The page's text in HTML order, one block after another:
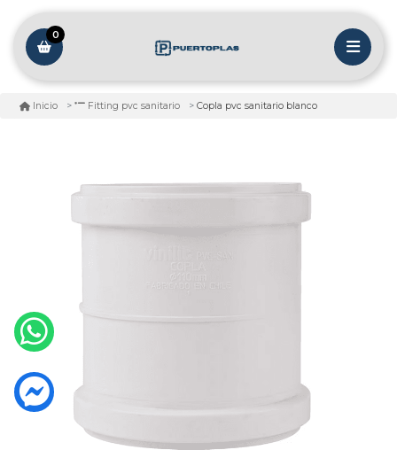
0
Inicio Fitting pvc sanitario Copla pvc sanitario blanco